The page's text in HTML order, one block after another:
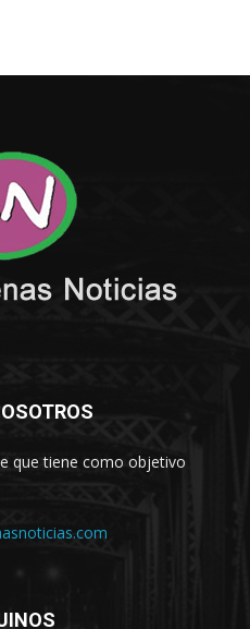
que tiene como objetivo